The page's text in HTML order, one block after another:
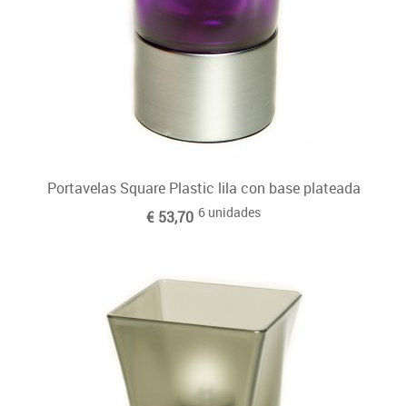
Portavelas Square Plastic lila con base plateada
€ 53,70 6 unidades